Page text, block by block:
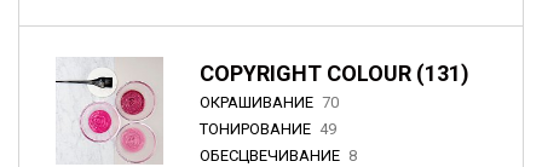
COPYRIGHT COLOUR (131)
ОКРАШИВАНИЕ 70
ТОНИРОВАНИЕ 49
ОБЕСЦВЕЧИВАНИЕ 8